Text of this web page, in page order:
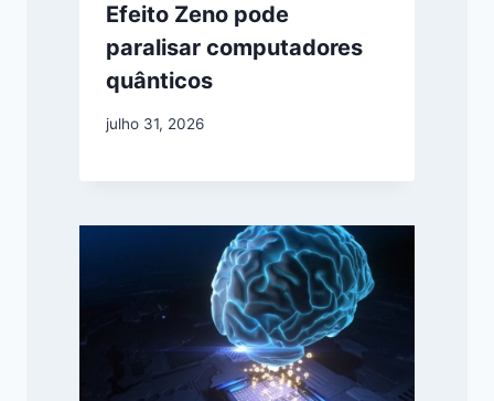
Efeito Zeno pode
paralisar computadores
quânticos
julho 31, 2026